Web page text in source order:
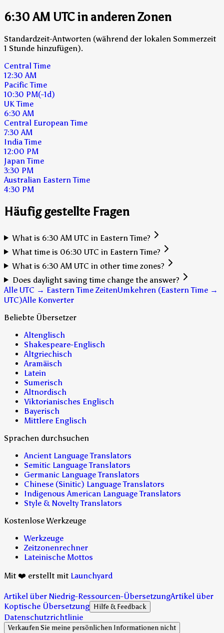
6:30 AM UTC in anderen Zonen
Standardzeit-Antworten (während der lokalen Sommerzeit
1 Stunde hinzufügen).
Central Time
12:30 AM
Pacific Time
10:30 PM(-1d)
UK Time
6:30 AM
Central European Time
7:30 AM
India Time
12:00 PM
Japan Time
3:30 PM
Australian Eastern Time
4:30 PM
Häufig gestellte Fragen
What is 6:30 AM UTC in Eastern Time?
What time is 06:30 UTC in Eastern Time?
What is 6:30 AM UTC in other time zones?
Does daylight saving time change the answer?
Alle UTC → Eastern Time ZeitenUmkehren (Eastern Time →
UTC)Alle Konverter
Beliebte Übersetzer
Altenglisch
Shakespeare-Englisch
Altgriechisch
Aramäisch
Latein
Sumerisch
Altnordisch
Viktorianisches Englisch
Bayerisch
Mittlere Englisch
Sprachen durchsuchen
Ancient Language Translators
Semitic Language Translators
Germanic Language Translators
Chinese (Sinitic) Language Translators
Indigenous American Language Translators
Style & Novelty Translators
Kostenlose Werkzeuge
Werkzeuge
Zeitzonenrechner
Lateinische Mottos
Mit ❤️ erstellt mit Launchyard
Artikel über Niedrig-Ressourcen-ÜbersetzungArtikel über
Koptische Übersetzung Hilfe & Feedback
Datenschutzrichtlinie
Verkaufen Sie meine persönlichen Informationen nicht